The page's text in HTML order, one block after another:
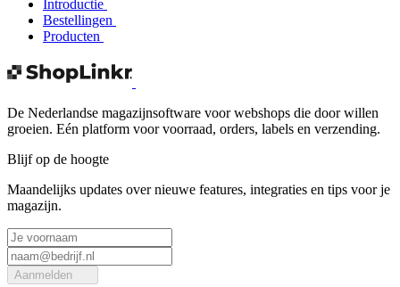
Introductie
Bestellingen
Producten
De Nederlandse magazijnsoftware voor webshops die door willen
groeien. Eén platform voor voorraad, orders, labels en verzending.
Blijf op de hoogte
Maandelijks updates over nieuwe features, integraties en tips voor je
magazijn.
Aanmelden